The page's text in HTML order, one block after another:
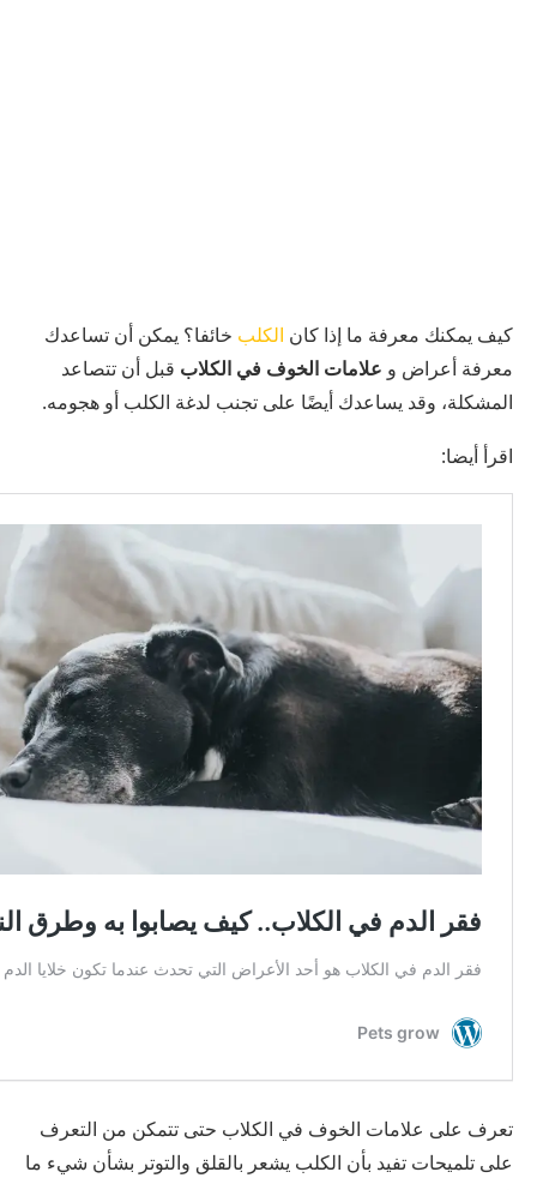
كيف يمكنك معرفة ما إذا كان الكلب خائفا؟ يمكن أن تساعدك
معرفة أعراض و علامات الخوف في الكلاب قبل أن تتصاعد
المشكلة، وقد يساعدك أيضًا على تجنب لدغة الكلب أو هجومه.
اقرأ أيضا:
تعرف على علامات الخوف في الكلاب حتى تتمكن من التعرف
على تلميحات تفيد بأن الكلب يشعر بالقلق والتوتر بشأن شيء ما